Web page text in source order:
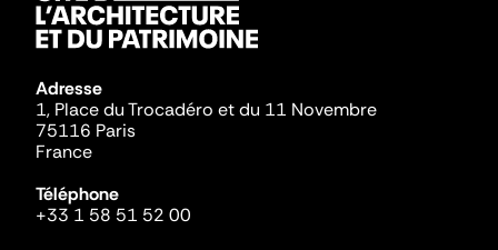
Adresse
1, Place du Trocadéro et du 11 Novembre
75116 Paris
France
Téléphone
+33 1 58 51 52 00